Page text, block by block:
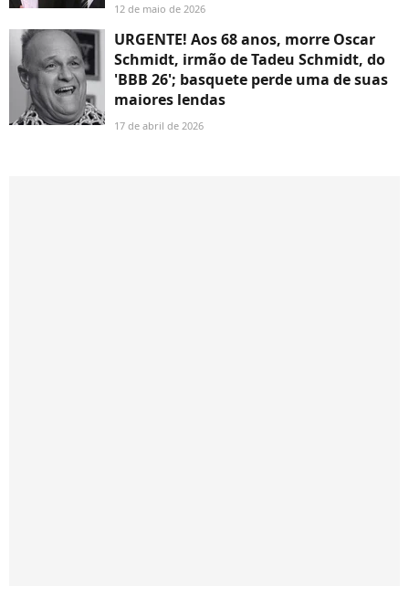
12 de maio de 2026
URGENTE! Aos 68 anos, morre Oscar
Schmidt, irmão de Tadeu Schmidt, do
'BBB 26'; basquete perde uma de suas
maiores lendas
17 de abril de 2026